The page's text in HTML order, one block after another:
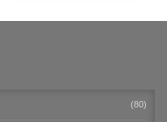
(80)